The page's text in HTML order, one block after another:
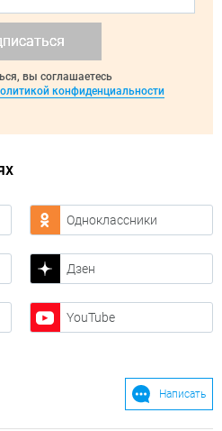
вы соглашаетесь
конфиденциальности
Одноклассники
Дзен
YouTube
Написать